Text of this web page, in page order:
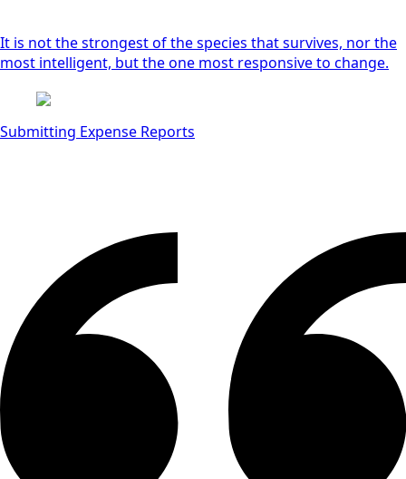
It is not the strongest of the species that survives, nor the
most intelligent, but the one most responsive to change.
Submitting Expense Reports